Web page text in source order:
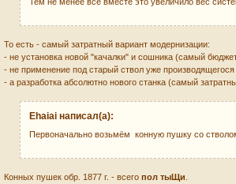
То есть - самый затратный вариант модернизации:
- не установка новой "качалки" и сошника (самый
- не применение под старый ствол уже
- а разработка абсолютно нового станка (самый
Ehaiai написал(а):
Первоначально возьмём конную пушку со
Конных пушек обр. 1877 г. - всегопол тыЩи.